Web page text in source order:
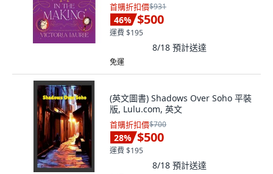
首購折扣價$931
46% $500
運費 $195
8/18 預計送達
免運
(英文圖書) Shadows Over Soho 平裝
版, Lulu.com, 英文
首購折扣價$700
28% $500
運費 $195
8/18 預計送達